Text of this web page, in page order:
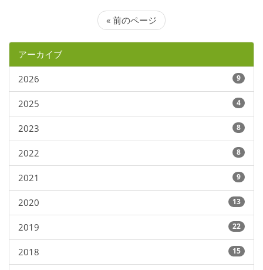
« 前のページ
アーカイブ
2026 9
2025 4
2023 8
2022 8
2021 9
2020 13
2019 22
2018 15